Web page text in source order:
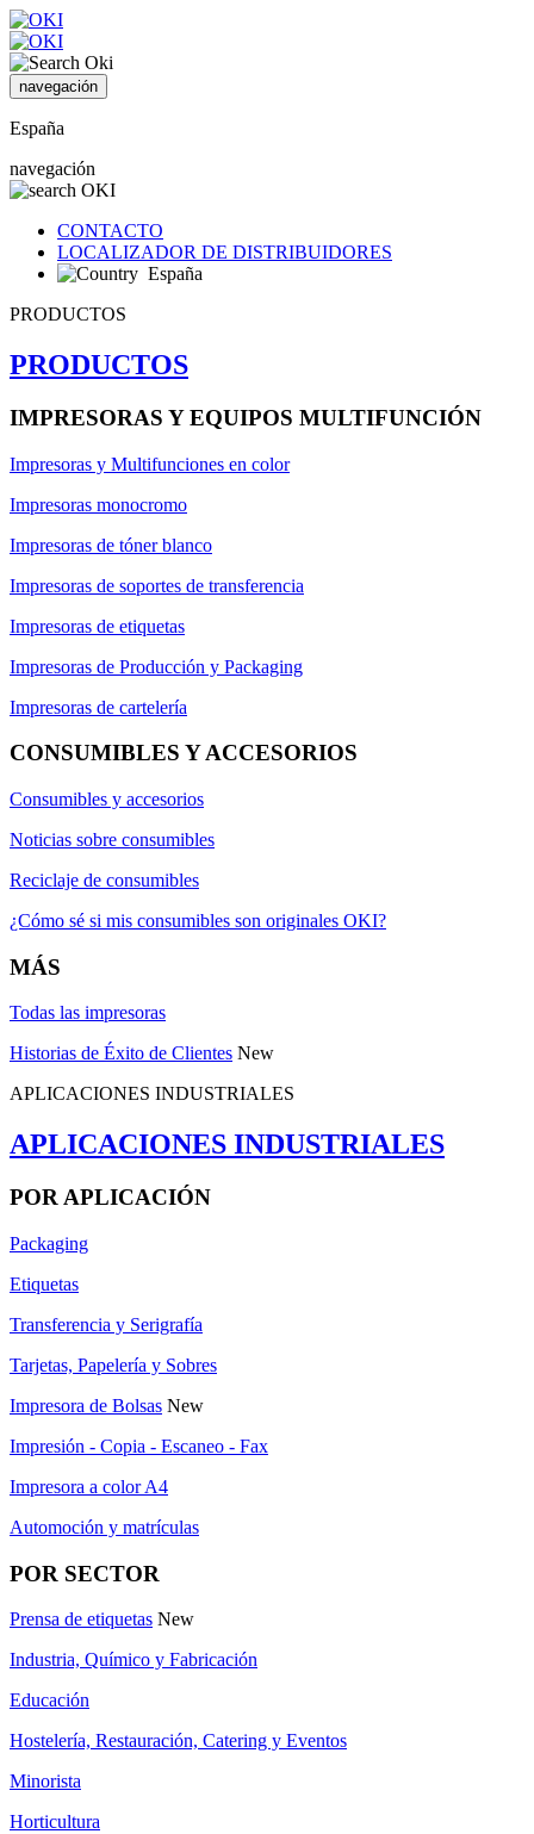
navegación
España
navegación
CONTACTO
LOCALIZADOR DE DISTRIBUIDORES
España
PRODUCTOS
PRODUCTOS
IMPRESORAS Y EQUIPOS MULTIFUNCIÓN
Impresoras y Multifunciones en color
Impresoras monocromo
Impresoras de tóner blanco
Impresoras de soportes de transferencia
Impresoras de etiquetas
Impresoras de Producción y Packaging
Impresoras de cartelería
CONSUMIBLES Y ACCESORIOS
Consumibles y accesorios
Noticias sobre consumibles
Reciclaje de consumibles
¿Cómo sé si mis consumibles son originales OKI?
MÁS
Todas las impresoras
Historias de Éxito de Clientes New
APLICACIONES INDUSTRIALES
APLICACIONES INDUSTRIALES
POR APLICACIÓN
Packaging
Etiquetas
Transferencia y Serigrafía
Tarjetas, Papelería y Sobres
Impresora de Bolsas New
Impresión - Copia - Escaneo - Fax
Impresora a color A4
Automoción y matrículas
POR SECTOR
Prensa de etiquetas New
Industria, Químico y Fabricación
Educación
Hostelería, Restauración, Catering y Eventos
Minorista
Horticultura